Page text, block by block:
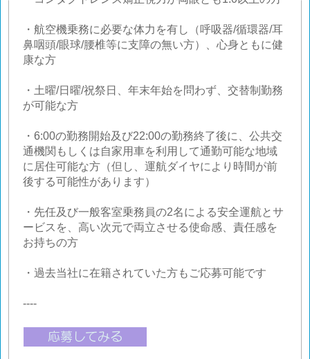
・航空機乗務に必要な体力を有し（呼吸器/循環器/耳
鼻咽頭/眼球/腰椎等に支障の無い方）、心身ともに健
康な方
・土曜/日曜/祝祭日、年末年始を問わず、交替制勤務
が可能な方
・6:00の勤務開始及び22:00の勤務終了後に、公共交
通機関もしくは自家用車を利用して通勤可能な地域
に居住可能な方（但し、運航ダイヤにより時間が前
後する可能性があります）
・先任及び一般客室乗務員の2名による安全運航とサ
ービスを、高い次元で両立させる使命感、責任感を
お持ちの方
・過去当社に在籍されていた方もご応募可能です
----